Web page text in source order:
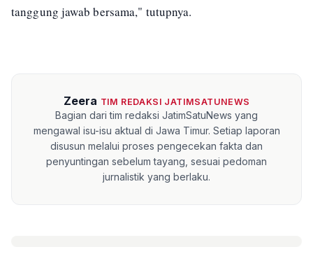
tanggung jawab bersama," tutupnya.
Zeera TIM REDAKSI JATIMSATUNEWS
Bagian dari tim redaksi JatimSatuNews yang
mengawal isu-isu aktual di Jawa Timur. Setiap laporan
disusun melalui proses pengecekan fakta dan
penyuntingan sebelum tayang, sesuai pedoman
jurnalistik yang berlaku.